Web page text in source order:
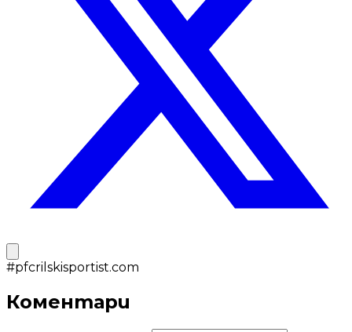
#pfcrilskisportist.com
Коментари